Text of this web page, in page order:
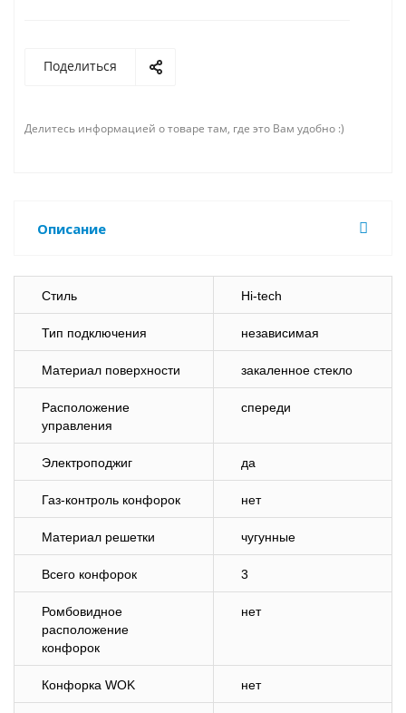
Поделиться
Делитесь информацией о товаре там, где это Вам удобно :)
Описание
Стиль Hi-tech
Тип подключения независимая
Материал поверхности закаленное стекло
Расположение
управления
спереди
Электроподжиг да
Газ-контроль конфорок нет
Материал решетки чугунные
Всего конфорок 3
Ромбовидное
расположение
конфорок
нет
Конфорка WOK нет